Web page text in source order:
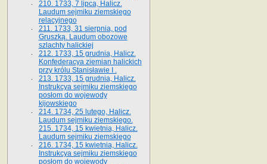
210. 1733, 7 lipca, Halicz.
Laudum sejmiku ziemskiego
relacyjnego
211. 1733, 31 sierpnia, pod
Gruszką. Laudum obozowe
szlachty halickiej
212. 1733, 15 grudnia, Halicz.
Konfederacya ziemian halickich
przy królu Stanisławie I .
213. 1733, 15 grudnia, Halicz.
Instrukcya sejmiku ziemskiego
posłom do wojewody
kijowskiego
214. 1734, 25 lutego, Halicz.
Laudum sejmiku ziemskiego.
215. 1734, 15 kwietnia, Halicz.
Laudum sejmiku ziemskiego
216. 1734, 15 kwietnia, Halicz.
Instrukcya sejmiku ziemskiego
posłom do wojewody